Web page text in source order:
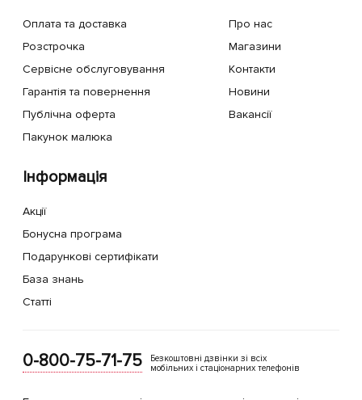
Оплата та доставка
Розстрочка
Сервісне обслуговування
Гарантія та повернення
Публічна оферта
Пакунок малюка
Про нас
Магазини
Контакти
Новини
Вакансії
Інформація
Акції
Бонусна програма
Подарункові сертифікати
База знань
Статті
0-800-75-71-75
Безкоштовні дзвінки зі всіх
мобільних і стаціонарних телефонів